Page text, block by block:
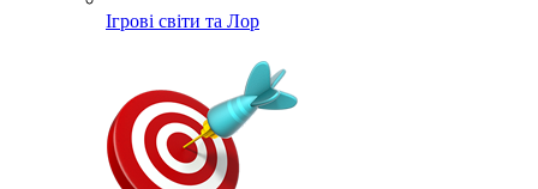
Ігрові світи та Лор